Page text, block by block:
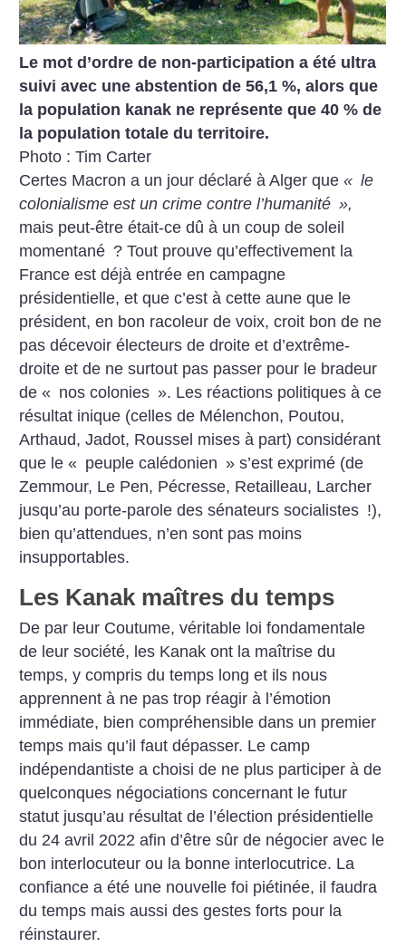
Le mot d’ordre de non-participation a été ultra
suivi avec une abstention de 56,1 %, alors que
la population kanak ne représente que 40 % de
la population totale du territoire.
Photo : Tim Carter
Certes Macron a un jour déclaré à Alger que« le
colonialisme est un crime contre l’humanité »,
mais peut-être était-ce dû à un coup de soleil
momentané ? Tout prouve qu’effectivement la
France est déjà entrée en campagne
présidentielle, et que c’est à cette aune que le
président, en bon racoleur de voix, croit bon de ne
pas décevoir électeurs de droite et d’extrême-
droite et de ne surtout pas passer pour le bradeur
de « nos colonies ». Les réactions politiques à ce
résultat inique (celles de Mélenchon, Poutou,
Arthaud, Jadot, Roussel mises à part) considérant
que le « peuple calédonien » s’est exprimé (de
Zemmour, Le Pen, Pécresse, Retailleau, Larcher
jusqu’au porte-parole des sénateurs socialistes !),
bien qu’attendues, n’en sont pas moins
insupportables.
Les Kanak maîtres du temps
De par leur Coutume, véritable loi fondamentale
de leur société, les Kanak ont la maîtrise du
temps, y compris du temps long et ils nous
apprennent à ne pas trop réagir à l’émotion
immédiate, bien compréhensible dans un premier
temps mais qu’il faut dépasser. Le camp
indépendantiste a choisi de ne plus participer à de
quelconques négociations concernant le futur
statut jusqu’au résultat de l’élection présidentielle
du 24 avril 2022 afin d’être sûr de négocier avec le
bon interlocuteur ou la bonne interlocutrice. La
confiance a été une nouvelle foi piétinée, il faudra
du temps mais aussi des gestes forts pour la
réinstaurer.